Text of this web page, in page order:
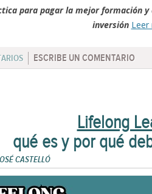
para pagar la mejor formación
inversión Leer
ESCRIBE UN COMENTARIO
Lifelong
qué es y por qué
CASTELLÓ